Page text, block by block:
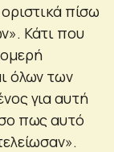
πίσω
Κάτι που
όλων των
για αυτή
πως αυτό